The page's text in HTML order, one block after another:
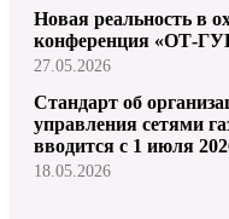
Новая реальность в
конференция «ОТ-
27.05.2026
Стандарт об
управления сетями
вводится с 1 июля
18.05.2026